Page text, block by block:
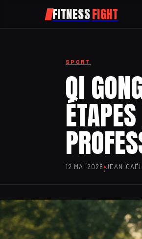
FITNESSFIGHT
SPORT
QI
12 MAI 2026·JEAN-